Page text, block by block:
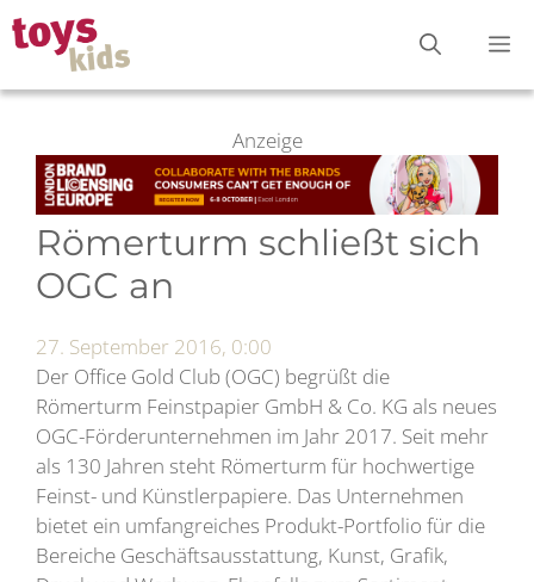
Zum
Inhalt
springen
Anzeige
Römerturm schließt sich
OGC an
27. September 2016, 0:00
Der Office Gold Club (OGC) begrüßt die
Römerturm Feinstpapier GmbH & Co. KG als neues
OGC-Förderunternehmen im Jahr 2017. Seit mehr
als 130 Jahren steht Römerturm für hochwertige
Feinst- und Künstlerpapiere. Das Unternehmen
bietet ein umfangreiches Produkt-Portfolio für die
Bereiche Geschäftsausstattung, Kunst, Grafik,